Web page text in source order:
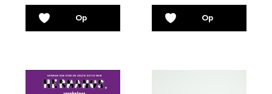
Op Op